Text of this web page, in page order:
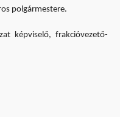
polgármestere.
képviselő, frakcióvezető-